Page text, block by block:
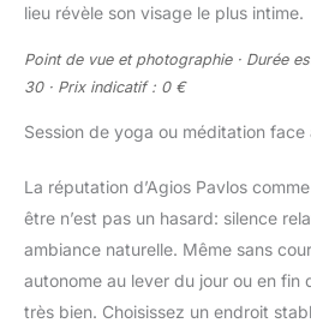
lieu révèle son visage le plus intime.
Point de vue et photographie · Durée
30 · Prix indicatif : 0 €
Session de yoga ou méditation face
La réputation d’Agios Pavlos
être n’est pas un hasard: silence
ambiance naturelle. Même sans
autonome au lever du jour ou en fin
très bien. Choisissez un endroit